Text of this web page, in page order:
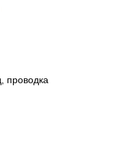
проводка